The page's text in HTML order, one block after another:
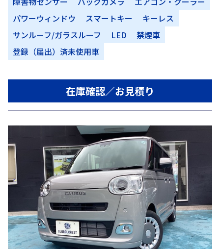
パワーウィンドウ
スマートキー
キーレス
サンルーフ/ガラスルーフ
LED
禁煙車
登録（届出）済未使用車
在庫確認／お見積り